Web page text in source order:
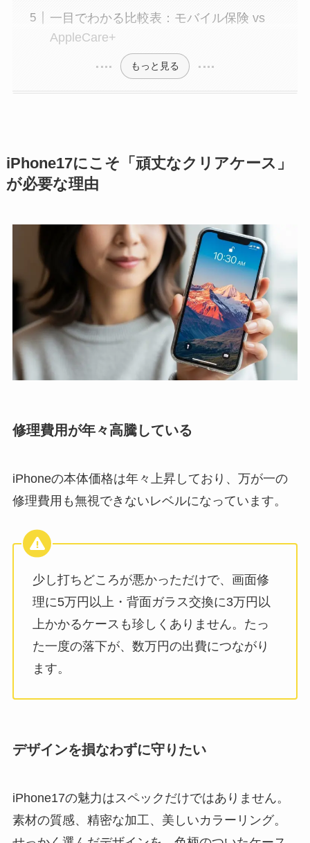
一目でわかる比較表：モバイル保険 vs
AppleCare+
もっと見る
iPhone17にこそ「頑丈なクリアケース」
が必要な理由
修理費用が年々高騰している
iPhoneの本体価格は年々上昇しており、万が一の
修理費用も無視できないレベルになっています。
少し打ちどころが悪かっただけで、画面修
理に5万円以上・背面ガラス交換に3万円以
上かかるケースも珍しくありません。たっ
た一度の落下が、数万円の出費につながり
ます。
デザインを損なわずに守りたい
iPhone17の魅力はスペックだけではありません。
素材の質感、精密な加工、美しいカラーリング。